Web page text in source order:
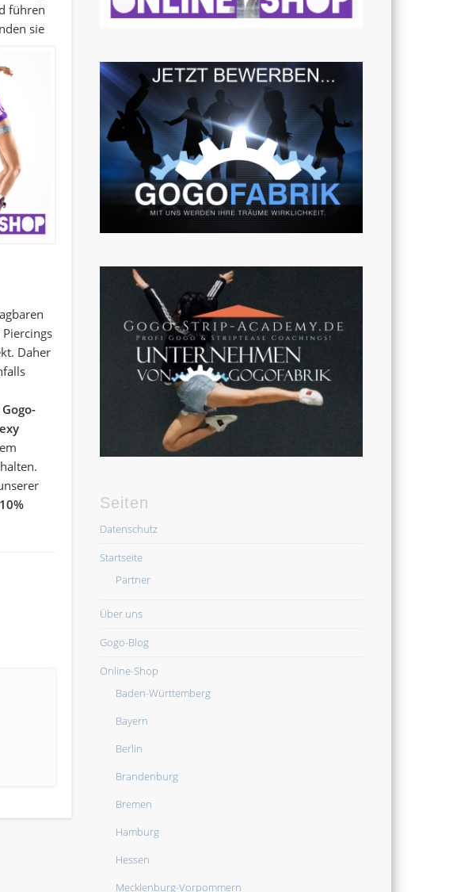
führen
sie
Daher
Gogo-
10%
Seiten
Datenschutz
Startseite
Partner
Über uns
Gogo-Blog
Online-Shop
Baden-Württemberg
Bayern
Berlin
Brandenburg
Bremen
Hamburg
Hessen
Mecklenburg-Vorpommern